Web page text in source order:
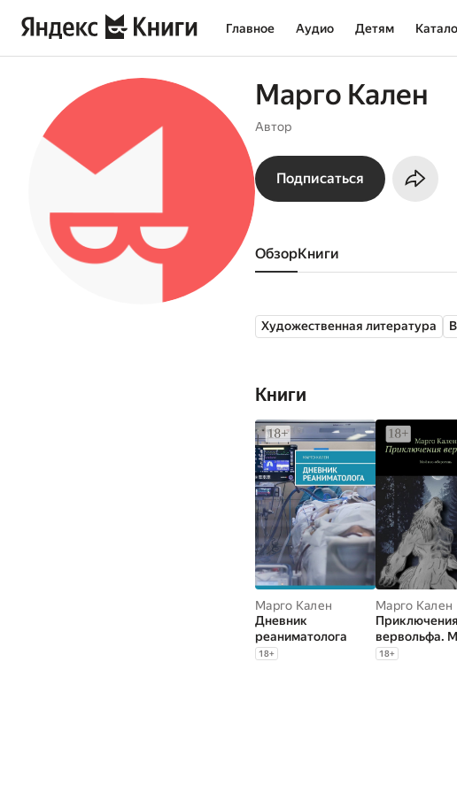
Главное Аудио Детям
Марго Кален
Автор
Подписаться
Обзор книги
Художественная литература
Книги
Марго Кален
Дневник
реаниматолога
18+
Марго Кален
Приключения
вервольфа.
пес-оборотень
18+